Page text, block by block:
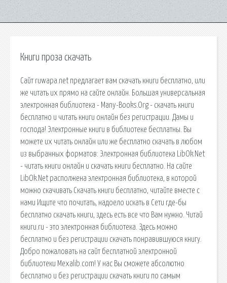
Книги проза скачать
Сайт ruwapa.net предлагает вам скачать книги бесплатно, или
же читать их прямо на сайте онлайн. Большая универсальная
электронная библиотека - Many-Books.Org - скачать книги
бесплатно и читать книги онлайн без регистрации. Дамы и
господа! Электронные книги в библиотеке бесплатны. Вы
можете их читать онлайн или же бесплатно скачать в любом
из выбранных форматов: Электронная библиотека LibOk.Net
- читать книги онлайн и скачать книги бесплатно. На сайте
LibOk.Net располжена электронная библиотека, в которой
можно скачивать Скачать книги бесплатно, читайте вместе с
нами Ищите что почитать, надоело искать в Сети где-бы
бесплатно скачать книги, здесь есть все что Вам нужно. Читай
книги.ru - это электронная библиотека. Здесь можно
бесплатно и без регистрации скачать понравившуюся книгу.
Добро пожаловать на сайт бесплатной электронной
библиотеки Mexalib.com! У нас Вы сможете абсолютно
бесплатно и без регистрации скачать книги по самым